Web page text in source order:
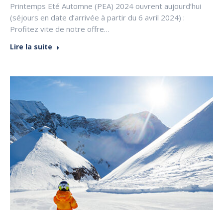
Printemps Eté Automne (PEA) 2024 ouvrent aujourd’hui
(séjours en date d’arrivée à partir du 6 avril 2024) :
Profitez vite de notre offre…
Lire la suite